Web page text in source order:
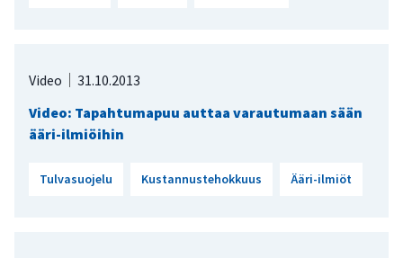
Video
31.10.2013
Video: Tapahtumapuu auttaa varautumaan sään
ääri-ilmiöihin
Tulvasuojelu Kustannustehokkuus Ääri-ilmiöt